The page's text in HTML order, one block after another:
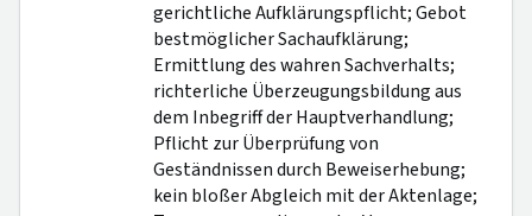
gerichtliche Aufklärungspflicht; Gebot
bestmöglicher Sachaufklärung;
Ermittlung des wahren Sachverhalts;
richterliche Überzeugungsbildung aus
dem Inbegriff der Hauptverhandlung;
Pflicht zur Überprüfung von
Geständnissen durch Beweiserhebung;
kein bloßer Abgleich mit der Aktenlage;